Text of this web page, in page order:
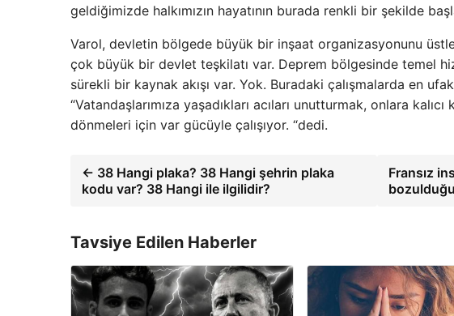
geldiğimizde halkımızın hayatının burada renkli bir şekilde
Varol, devletin bölgede büyük bir inşaat organizasyonunu
çok büyük bir devlet teşkilatı var. Deprem bölgesinde temel
sürekli bir kaynak akışı var. Yok. Buradaki çalışmalarda en
“Vatandaşlarımıza yaşadıkları acıları unutturmak, onlara
dönmeleri için var gücüyle çalışıyor. “dedi.
← 38 Hangi plaka? 38 Hangi şehrin plaka
kodu var? 38 Hangi ile ilgilidir?
Fransız
bozulduğu
Tavsiye Edilen Haberler